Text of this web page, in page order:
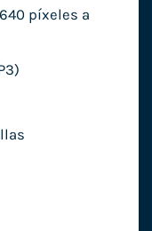
píxeles a